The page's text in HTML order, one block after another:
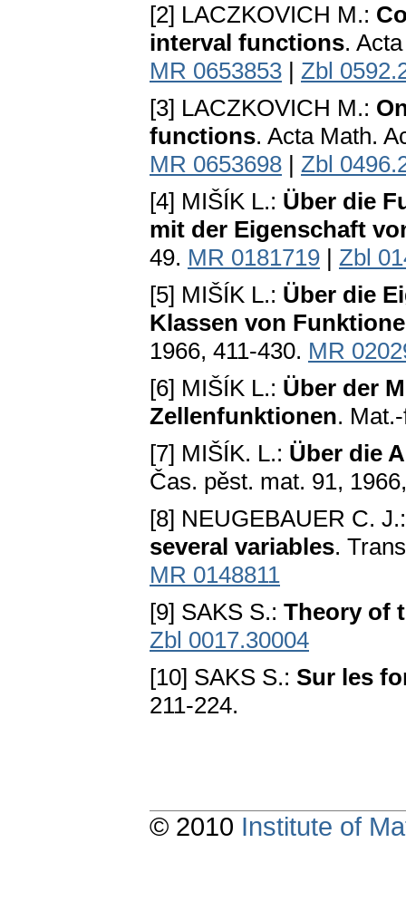
[2] LACZKOVICH M.:
interval functions.
MR 0653853 | Zbl
[3] LACZKOVICH M.:
functions. Acta Math.
MR 0653698 | Zbl
[4] MIŠÍK L.: Über die
mit der Eigenschaft
49. MR 0181719 | Zbl
[5] MIŠÍK L.: Über die
Klassen von
1966, 411-430. MR
[6] MIŠÍK L.: Über der
Zellenfunktionen.
[7] MIŠÍK. L.: Über die
Čas. pěst. mat. 91,
[8] NEUGEBAUER C.
several variables.
MR 0148811
[9] SAKS S.: Theory of
Zbl 0017.30004
[10] SAKS S.: Sur les
211-224.
© 2010 Institute of